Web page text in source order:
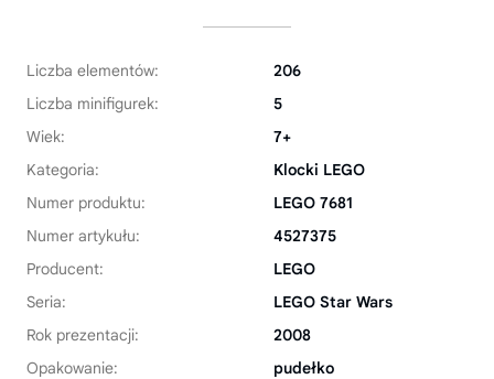
Liczba elementów:
206
Liczba minifigurek:
5
Wiek:
7+
Kategoria:
Klocki LEGO
Numer produktu:
LEGO 7681
Numer artykułu:
4527375
Producent:
LEGO
Seria:
LEGO Star Wars
Rok prezentacji:
2008
Opakowanie:
pudełko